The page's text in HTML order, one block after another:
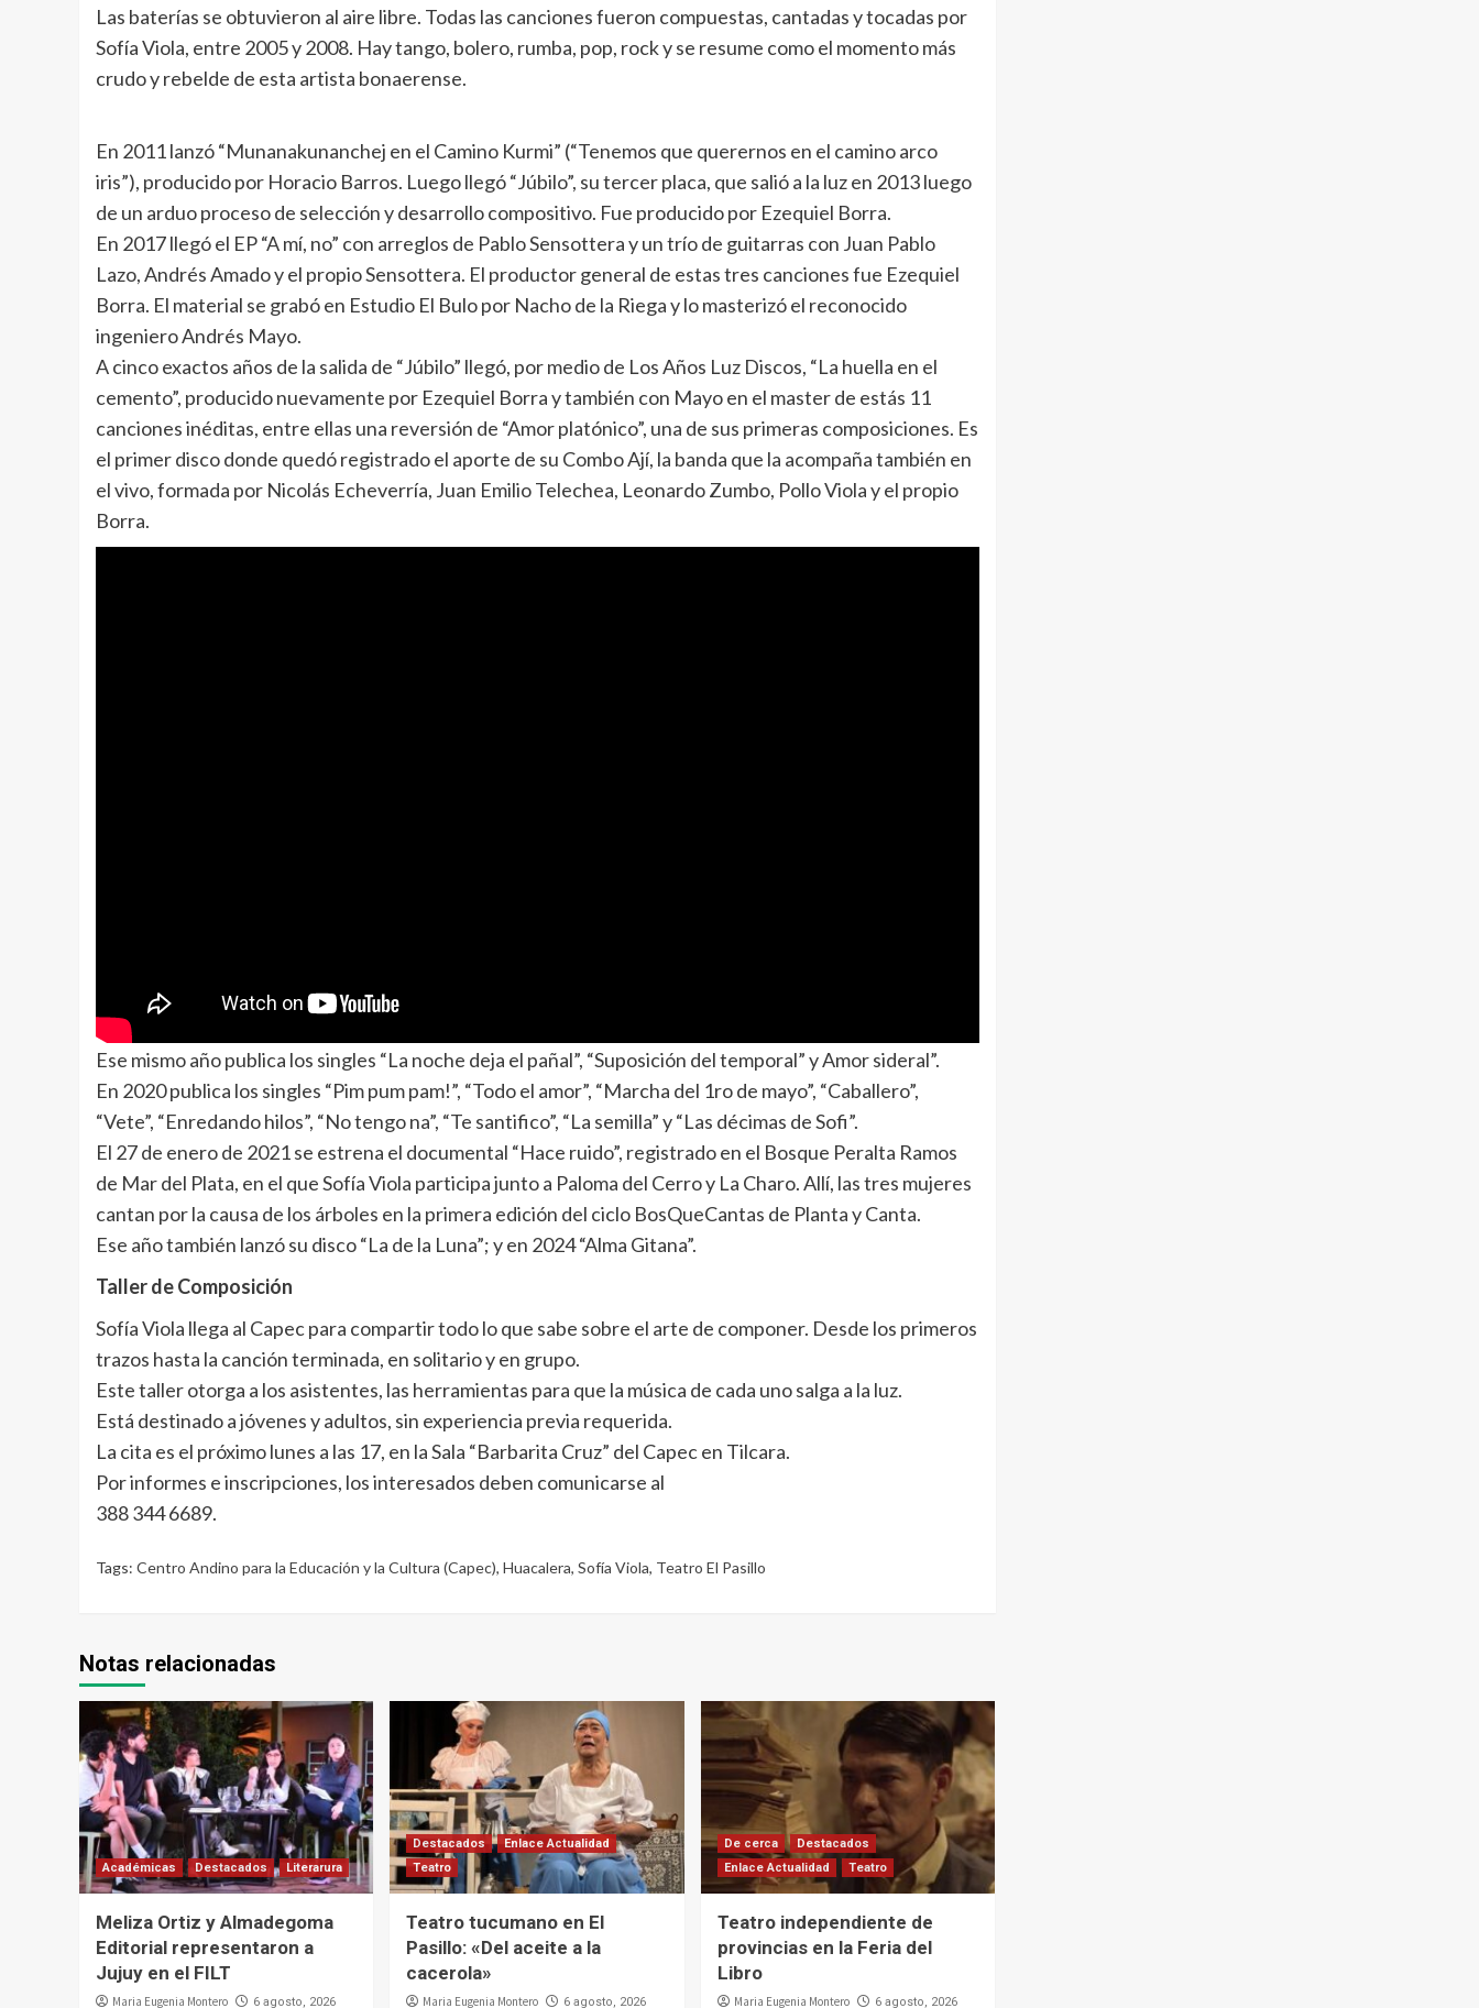
Las baterías se obtuvieron al aire libre. Todas las canciones fueron compuestas, cantadas y tocadas por
Sofía Viola, entre 2005 y 2008. Hay tango, bolero, rumba, pop, rock y se resume como el momento más
crudo y rebelde de esta artista bonaerense.
En 2011 lanzó “Munanakunanchej en el Camino Kurmi” (“Tenemos que querernos en el camino arco
iris”), producido por Horacio Barros. Luego llegó “Júbilo”, su tercer placa, que salió a la luz en 2013 luego
de un arduo proceso de selección y desarrollo compositivo. Fue producido por Ezequiel Borra.
En 2017 llegó el EP “A mí, no” con arreglos de Pablo Sensottera y un trío de guitarras con Juan Pablo
Lazo, Andrés Amado y el propio Sensottera. El productor general de estas tres canciones fue Ezequiel
Borra. El material se grabó en Estudio El Bulo por Nacho de la Riega y lo masterizó el reconocido
ingeniero Andrés Mayo.
A cinco exactos años de la salida de “Júbilo” llegó, por medio de Los Años Luz Discos, “La huella en el
cemento”, producido nuevamente por Ezequiel Borra y también con Mayo en el master de estás 11
canciones inéditas, entre ellas una reversión de “Amor platónico”, una de sus primeras composiciones. Es
el primer disco donde quedó registrado el aporte de su Combo Ají, la banda que la acompaña también en
el vivo, formada por Nicolás Echeverría, Juan Emilio Telechea, Leonardo Zumbo, Pollo Viola y el propio
Borra.
Ese mismo año publica los singles “La noche deja el pañal”, “Suposición del temporal” y Amor sideral”.
En 2020 publica los singles “Pim pum pam!”, “Todo el amor”, “Marcha del 1ro de mayo”, “Caballero”,
“Vete”, “Enredando hilos”, “No tengo na”, “Te santifico”, “La semilla” y “Las décimas de Sofi”.
El 27 de enero de 2021 se estrena el documental “Hace ruido”, registrado en el Bosque Peralta Ramos
de Mar del Plata, en el que Sofía Viola participa junto a Paloma del Cerro y La Charo. Allí, las tres mujeres
cantan por la causa de los árboles en la primera edición del ciclo BosQueCantas de Planta y Canta.
Ese año también lanzó su disco “La de la Luna”; y en 2024 “Alma Gitana”.
Taller de Composición
Sofía Viola llega al Capec para compartir todo lo que sabe sobre el arte de componer. Desde los primeros
trazos hasta la canción terminada, en solitario y en grupo.
Este taller otorga a los asistentes, las herramientas para que la música de cada uno salga a la luz.
Está destinado a jóvenes y adultos, sin experiencia previa requerida.
La cita es el próximo lunes a las 17, en la Sala “Barbarita Cruz” del Capec en Tilcara.
Por informes e inscripciones, los interesados deben comunicarse al
388 344 6689.
Tags: Centro Andino para la Educación y la Cultura (Capec), Huacalera, Sofía Viola, Teatro El Pasillo
Notas relacionadas
Académicas Destacados Literarura
Meliza Ortiz y Almadegoma
Editorial representaron a
Jujuy en el FILT
Maria Eugenia Montero 6 agosto, 2026
Destacados
Enlace Actualidad
Teatro
Teatro tucumano en El
Pasillo: «Del aceite a la
cacerola»
Maria Eugenia Montero 6 agosto, 2026
De cerca
Destacados
Enlace Actualidad
Teatro
Teatro independiente de
provincias en la Feria del
Libro
Maria Eugenia Montero 6 agosto, 2026